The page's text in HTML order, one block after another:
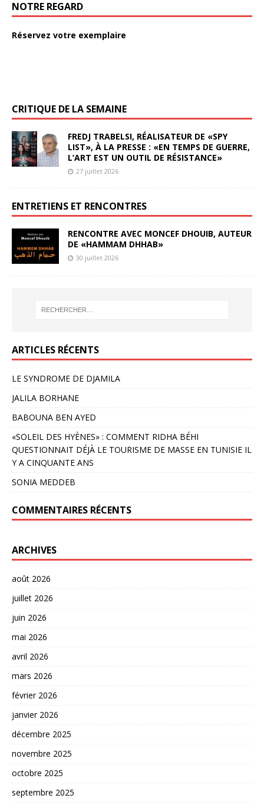
NOTRE REGARD
Réservez votre exemplaire
CRITIQUE DE LA SEMAINE
FREDJ TRABELSI, RÉALISATEUR DE «SPY
LIST», À LA PRESSE : «EN TEMPS DE GUERRE,
L’ART EST UN OUTIL DE RÉSISTANCE»
27 juillet 2026
ENTRETIENS ET RENCONTRES
RENCONTRE AVEC MONCEF DHOUIB, AUTEUR
DE «HAMMAM DHHAB»
30 juillet 2026
ARTICLES RÉCENTS
LE SYNDROME DE DJAMILA
JALILA BORHANE
BABOUNA BEN AYED
«SOLEIL DES HYÈNES» : COMMENT RIDHA BÉHI
QUESTIONNAIT DÉJÀ LE TOURISME DE MASSE EN TUNISIE IL
Y A CINQUANTE ANS
SONIA MEDDEB
COMMENTAIRES RÉCENTS
ARCHIVES
août 2026
juillet 2026
juin 2026
mai 2026
avril 2026
mars 2026
février 2026
janvier 2026
décembre 2025
novembre 2025
octobre 2025
septembre 2025